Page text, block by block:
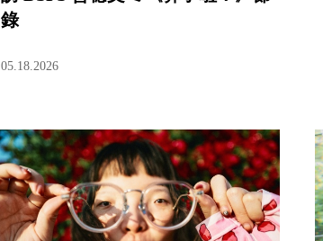
錄
05.18.2026